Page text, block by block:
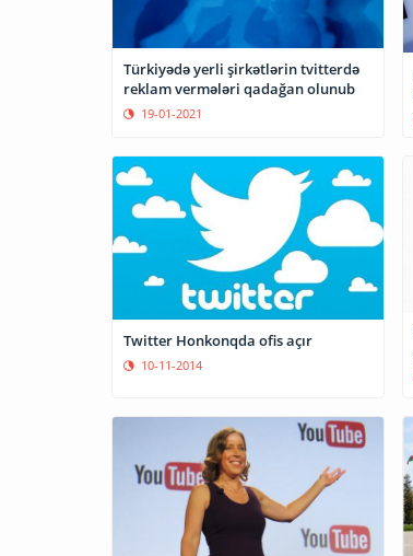
Türkiyədə yerli şirkətlərin tvitterdə
reklam vermələri qadağan olunub
19-01-2021
Twitter Honkonqda ofis açır
10-11-2014